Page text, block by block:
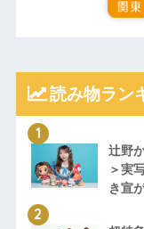
読み物ラン
辻野
＞実
き宣